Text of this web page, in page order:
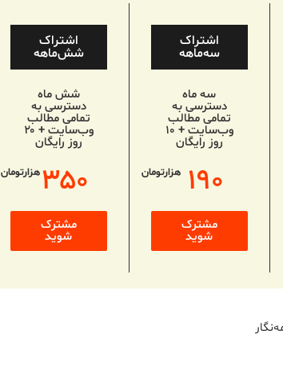
اشتراک
سه‌ماهه
سه ماه
دسترسی به
تمامی مطالب
وب‌سایت + ۱۰
روز رایگان
۱۹۰ هزارتومان
مشترک
شوید
اشتراک
شش‌ماهه
شش ماه
دسترسی به
تمامی مطالب
وب‌سایت + ۲۰
روز رایگان
۳۵۰هزارتومان
مشترک
شوید